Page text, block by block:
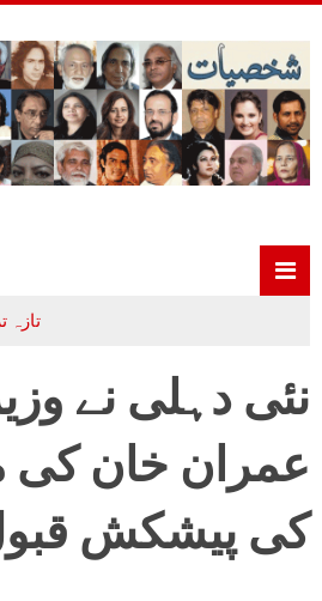
تازہ
نئی دہلی نے
عمران خان کی
کی پیشکش